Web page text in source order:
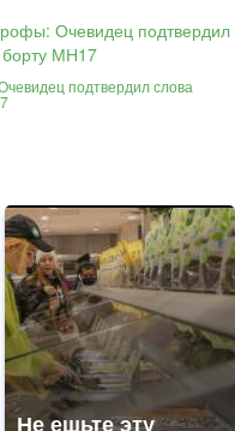
подтвердил слова
Не ешьте эту